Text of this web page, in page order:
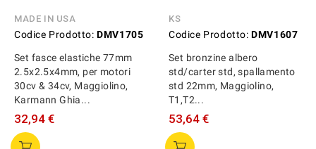
MADE IN USA
Codice Prodotto: DMV1705
Set fasce elastiche 77mm
2.5x2.5x4mm, per motori
30cv & 34cv, Maggiolino,
Karmann Ghia...
32,94 €
KS
Codice Prodotto: DMV1607
Set bronzine albero
std/carter std, spallamento
std 22mm, Maggiolino,
T1,T2...
53,64 €